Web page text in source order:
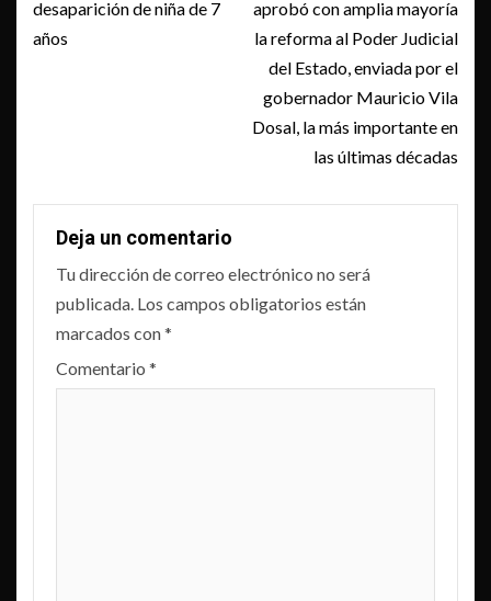
desaparición de niña de 7
años
aprobó con amplia mayoría
la reforma al Poder Judicial
del Estado, enviada por el
gobernador Mauricio Vila
Dosal, la más importante en
las últimas décadas
Deja un comentario
Tu dirección de correo electrónico no será
publicada. Los campos obligatorios están
marcados con*
Comentario *